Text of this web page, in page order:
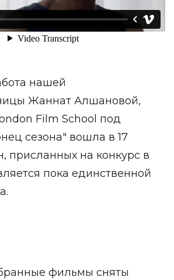
нашей
Жаннат Алшановой,
Film School под
сезона" вошла в 17
присланных на конкурс в
пока единственной
фильмы сняты